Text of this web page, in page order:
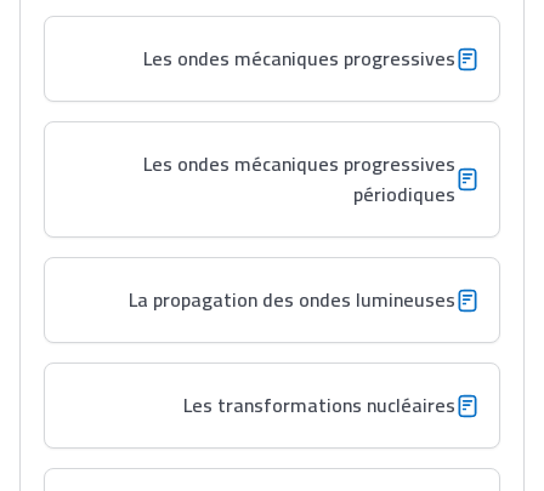
Les ondes mécaniques progressives
Les ondes mécaniques progressives
périodiques
La propagation des ondes lumineuses
Les transformations nucléaires